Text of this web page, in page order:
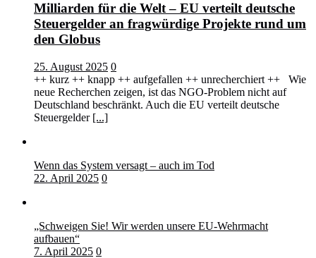
Milliarden für die Welt – EU verteilt deutsche
Steuergelder an fragwürdige Projekte rund um
den Globus
25. August 2025 0
++ kurz ++ knapp ++ aufgefallen ++ unrecherchiert ++ Wie
neue Recherchen zeigen, ist das NGO-Problem nicht auf
Deutschland beschränkt. Auch die EU verteilt deutsche
Steuergelder [...]
Wenn das System versagt – auch im Tod
22. April 2025 0
„Schweigen Sie! Wir werden unsere EU-Wehrmacht
aufbauen“
7. April 2025 0